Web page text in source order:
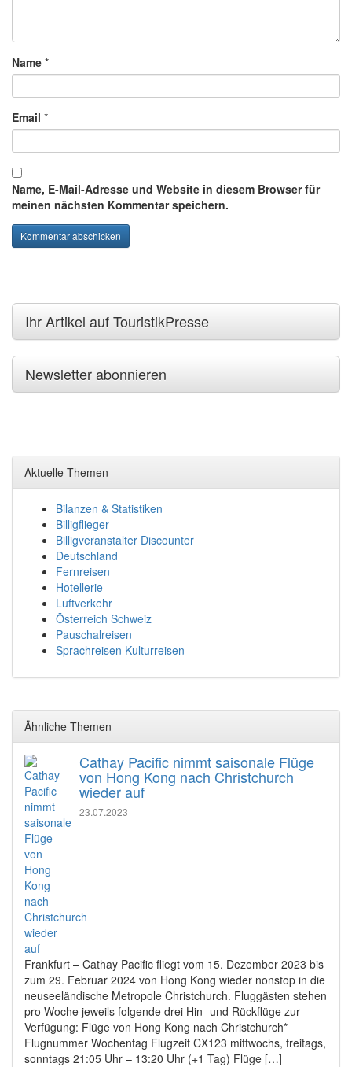
Name *
Email *
Name, E-Mail-Adresse und Website in diesem Browser für
meinen nächsten Kommentar speichern.
Ihr Artikel auf TouristikPresse
Newsletter abonnieren
Aktuelle Themen
Bilanzen & Statistiken
Billigflieger
Billigveranstalter Discounter
Deutschland
Fernreisen
Hotellerie
Luftverkehr
Österreich Schweiz
Pauschalreisen
Sprachreisen Kulturreisen
Ähnliche Themen
Cathay Pacific nimmt saisonale Flüge
von Hong Kong nach Christchurch
wieder auf
23.07.2023
Frankfurt – Cathay Pacific fliegt vom 15. Dezember 2023 bis
zum 29. Februar 2024 von Hong Kong wieder nonstop in die
neuseeländische Metropole Christchurch. Fluggästen stehen
pro Woche jeweils folgende drei Hin- und Rückflüge zur
Verfügung: Flüge von Hong Kong nach Christchurch*
Flugnummer Wochentag Flugzeit CX123 mittwochs, freitags,
sonntags 21:05 Uhr – 13:20 Uhr (+1 Tag) Flüge […]